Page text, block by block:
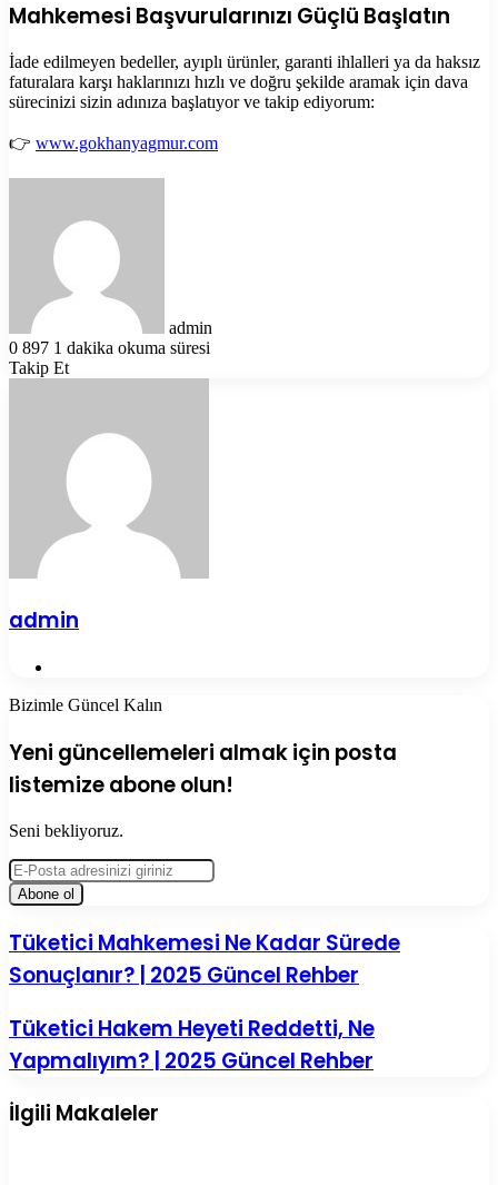
Mahkemesi Başvurularınızı Güçlü Başlatın
İade edilmeyen bedeller, ayıplı ürünler, garanti ihlalleri ya da haksız
faturalara karşı haklarınızı hızlı ve doğru şekilde aramak için dava
sürecinizi sizin adınıza başlatıyor ve takip ediyorum:
👉 www.gokhanyagmur.com
admin
0 897 1 dakika okuma süresi
Takip Et
admin
Bizimle Güncel Kalın
Yeni güncellemeleri almak için posta
listemize abone olun!
Seni bekliyoruz.
E-
Posta
adresinizi
Tüketici
Mahkemesi
Ne
Sürede
Sonuçlanır?
|
2025
Rehber
Tüketici Mahkemesi Ne Kadar Sürede
Sonuçlanır? | 2025 Güncel Rehber
Tüketici
Hakem
Heyeti
Ne
Yapmalıyım?
Tüketici Hakem Heyeti Reddetti, Ne
Yapmalıyım? | 2025 Güncel Rehber
İlgili Makaleler